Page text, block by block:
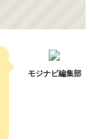
モジナビ編集部